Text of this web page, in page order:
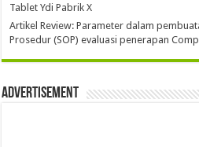
Tablet Ydi Pabrik X
Artikel Review: Parameter dalam
Prosedur (SOP) evaluasi penerapan
Advertisement